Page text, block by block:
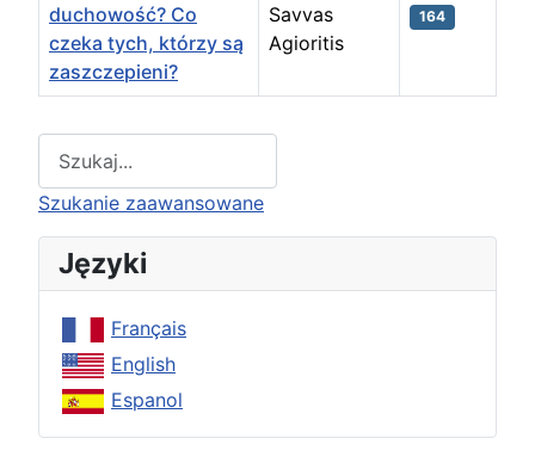
duchowość? Co
czeka tych, którzy są
zaszczepieni?
Savvas
Agioritis
164
Type 2 or more characters for results.
Szukanie zaawansowane
Języki
Français
English
Espanol